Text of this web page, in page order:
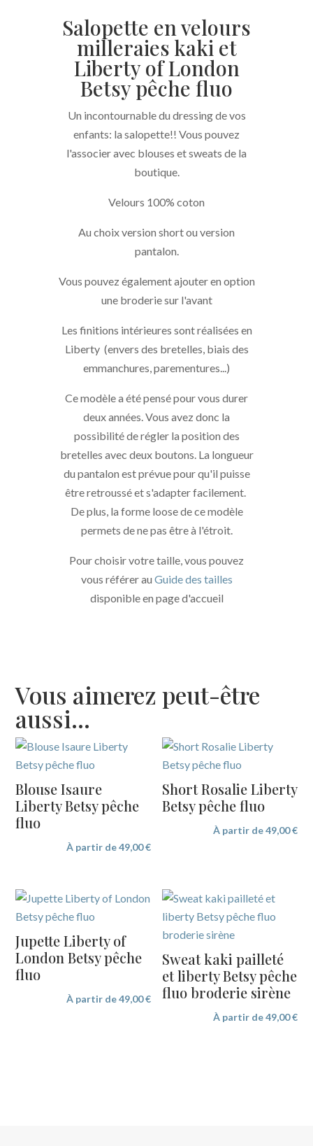
Salopette en velours
milleraies kaki et
Liberty of London
Betsy pêche fluo
Un incontournable du dressing de vos
enfants: la salopette!! Vous pouvez
l'associer avec blouses et sweats de la
boutique.
Velours 100% coton
Au choix version short ou version
pantalon.
Vous pouvez également ajouter en option
une broderie sur l'avant
Les finitions intérieures sont réalisées en
Liberty (envers des bretelles, biais des
emmanchures, parementures...)
Ce modèle a été pensé pour vous durer
deux années. Vous avez donc la
possibilité de régler la position des
bretelles avec deux boutons. La longueur
du pantalon est prévue pour qu'il puisse
être retroussé et s'adapter facilement.
De plus, la forme loose de ce modèle
permets de ne pas être à l'étroit.
Pour choisir votre taille, vous pouvez
vous référer au Guide des tailles
disponible en page d'accueil
Vous aimerez peut-être
aussi…
Blouse Isaure
Liberty Betsy pêche
fluo
À partir de49,00€
Short Rosalie Liberty
Betsy pêche fluo
À partir de49,00€
Jupette Liberty of
London Betsy pêche
fluo
À partir de49,00€
Sweat kaki pailleté
et liberty Betsy pêche
fluo broderie sirène
À partir de49,00€